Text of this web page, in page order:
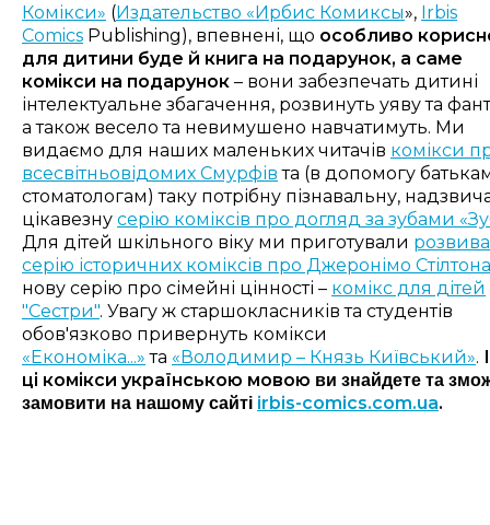
Комікси» (Издательство «Ирбис Комиксы», Irbis
Comics Publishing), впевнені, що особливо
для дитини буде й книга на подарунок, а саме
комікси на подарунок – вони забезпечать дитині
інтелектуальне збагачення, розвинуть уяву та
а також весело та невимушено навчатимуть. Ми
видаємо для наших маленьких читачів комікси
всесвітньовідомих Смурфів та (в допомогу
стоматологам) таку потрібну пізнавальну,
цікавезну серію коміксів про догляд за зубами
Для дітей шкільного віку ми приготували
серію історичних коміксів про Джеронімо Стілтона
нову серію про сімейні цінності – комікс для дітей
"Сестри". Увагу ж старшокласників та студентів
обов'язково привернуть комікси
«Економіка...» та «Володимир – Князь Київський».
ці комікси українською мовою ви знайдете та
замовити на нашому сайті irbis-comics.com.ua.